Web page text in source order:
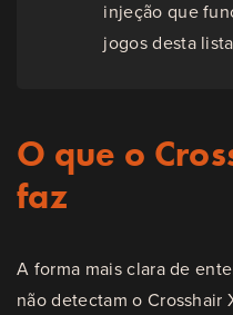
injeção que
jogos desta
O que o
faz
A forma mais clara de
não detectam o Crosshair